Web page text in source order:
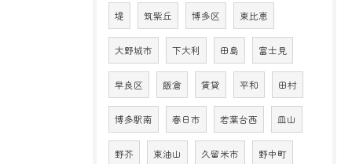
堤 筑紫丘 博多区 東比恵
大野城市 下大利 田島 富士見
早良区 飯倉 賃貸 平和 田村
博多駅南 春日市 若葉台西 皿山
野芥 東油山 久留米市 野中町